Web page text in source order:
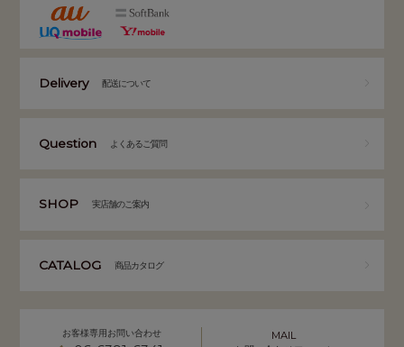
Delivery 配送について
Question よくあるご質問
SHOP 実店舗のご案内
CATALOG 商品カタログ
お客様専用お問い合わせ
MAIL